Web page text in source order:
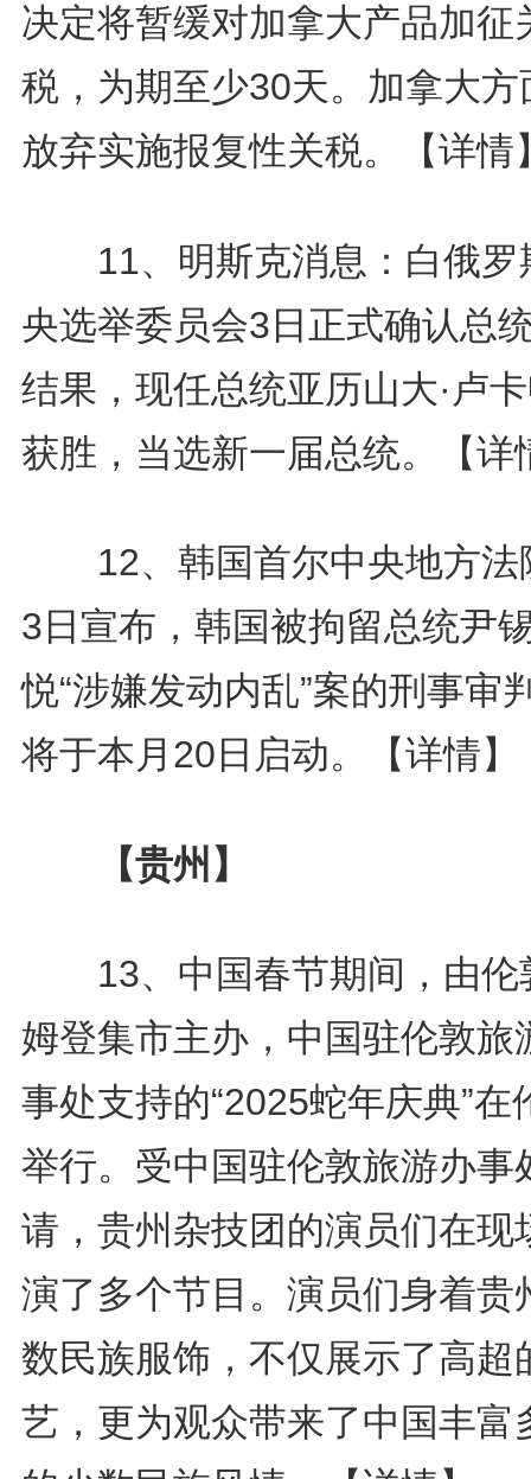
决定将暂缓对加拿大产品加征
税，为期至少30天。加拿大方
放弃实施报复性关税。
【详情
11、明斯克消息：白俄罗
央选举委员会3日正式确认总
结果，现任总统亚历山大·卢
获胜，当选新一届总统。
【
12、韩国首尔中央地方法
3日宣布，韩国被拘留总统尹
悦“涉嫌发动内乱”案的刑事审
将于本月20日启动。
【详情】
【贵州】
13、中国春节期间，由伦
姆登集市主办，中国驻伦敦旅
事处支持的“2025蛇年庆典”在
举行。受中国驻伦敦旅游办事
请，贵州杂技团的演员们在现
演了多个节目。演员们身着贵
数民族服饰，不仅展示了高超
艺，更为观众带来了中国丰富